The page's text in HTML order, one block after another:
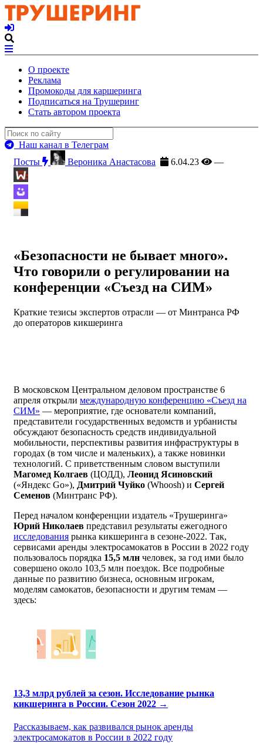
О проекте
Реклама
Промокоды для каршеринга
Подписаться на Трушеринг
Стать автором проекта
Наш канал в Телеграм
Посты
Вероника Анастасова 6.04.23 —
«Безопасности не бывает много».
Что говорили о регулировании на
конференции «Съезд на СИМ»
Краткие тезисы экспертов отрасли — от Минтранса РФ
до операторов кикшеринга
В московском Центральном деловом пространстве 6
апреля открыли международную конференцию «Съезд на
СИМ» — мероприятие, где основатели компаний,
представители государственных ведомств и урбанисты
обсуждают безопасность средств индивидуальной
мобильности, перспективы развития инфраструктуры в
городах (в том числе и маленьких), а также новинки
технологий. С приветственным словом выступили
Магомед Колгаев (ЦОДД), Леонид Ясиновский
(«Яндекс Go»), Дмитрий Чуйко (Whoosh) и Сергей
Семенов (Минтранс РФ).
Перед началом конференции издатель «Трушеринга»
Юрий Николаев представил результаты ежегодного
исследования рынка кикшеринга в сезоне-2022. Так,
сервисами аренды электросамокатов в России в 2022 году
пользовалось порядка 15,5 млн человек, за год ими было
совершено около 103,5 млн поездок. Все подробные
данные по развитию бизнеса, основным игрокам,
моделям самокатов, безопасности и другим темам —
здесь:
13,3 млрд рублей за сезон. Исследование рынка
кикшеринга в России. Сезон 2022 →
Рассказываем, как развивался рынок аренды
электросамокатов в России в 2022 году